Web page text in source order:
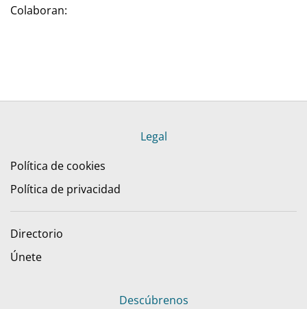
Colaboran:
Legal
Política de cookies
Política de privacidad
Directorio
Únete
Descúbrenos